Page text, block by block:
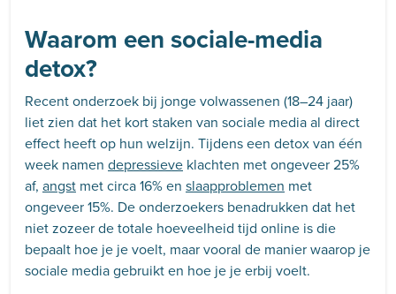
Waarom een sociale-media
detox?
Recent onderzoek bij jonge volwassenen (18–24 jaar)
liet zien dat het kort staken van sociale media al direct
effect heeft op hun welzijn. Tijdens een detox van één
week namen depressieve klachten met ongeveer 25%
af, angst met circa 16% en slaapproblemen met
ongeveer 15%. De onderzoekers benadrukken dat het
niet zozeer de totale hoeveelheid tijd online is die
bepaalt hoe je je voelt, maar vooral de manier waarop je
sociale media gebruikt en hoe je je erbij voelt.